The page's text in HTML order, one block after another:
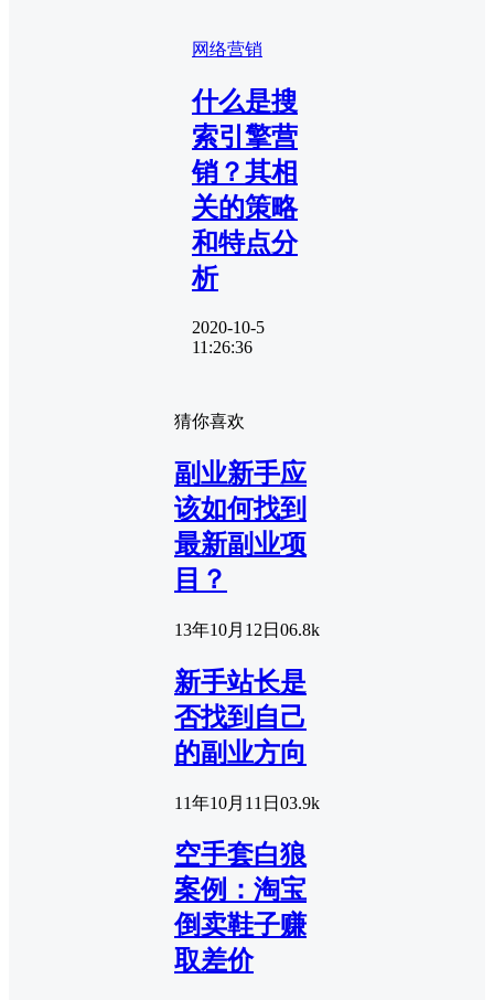
网络营销
什么是搜
索引擎营
销？其相
关的策略
和特点分
析
2020-10-5
11:26:36
猜你喜欢
副业新手应
该如何找到
最新副业项
目？
13年10月12日 06.8k
新手站长是
否找到自己
的副业方向
11年10月11日 03.9k
空手套白狼
案例：淘宝
倒卖鞋子赚
取差价